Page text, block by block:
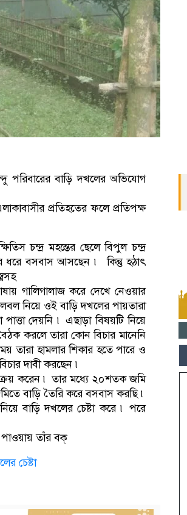
পরিবারের বাড়ি দখলের অভিযোগ
প্রতিহতের ফলে প্রতিপক্ষ
চন্দ্র মহন্তের ছেলে বিপুল চন্দ্র
ধরে বসবাস আসছেন ৷ কিন্তু হঠাৎ
গালিগালাজ করে দেখে নেওয়ার
নিয়ে ওই বাড়ি দখলের পায়তারা
দেয়নি ৷ এছাড়া বিষয়টি নিয়ে
করলে তারা কোন বিচার মানেনি
তারা হামলার শিকার হতে পারে ও
দাবী করছেন ৷
করেন ৷ তার মধ্যে ২০শতক জমি
বাড়ি তৈরি করে বসবাস করছি ৷
বাড়ি দখলের চেষ্টা করে ৷ পরে
তাঁর বক্
চেষ্টা